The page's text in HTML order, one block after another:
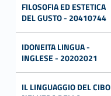
FILOSOFIA ED ESTETICA
DEL GUSTO - 20410744
IDONEITA LINGUA -
INGLESE - 20202021
IL LINGUAGGIO DEL CIBO